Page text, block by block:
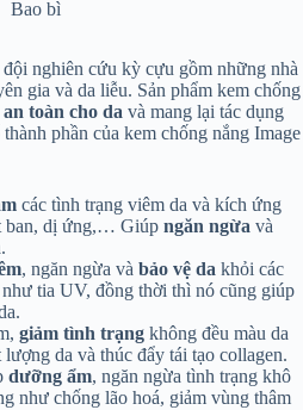
Bao bì
nghiên cứu kỳ cựu gồm những nhà
gia và da liễu. Sản phẩm kem chống
an toàn cho da và mang lại tác dụng
phần của kem chống nắng Image
các tình trạng viêm da và kích ứng
ban, dị ứng,… Giúp ngăn ngừa và
, ngăn ngừa và bảo vệ da khỏi các
tia UV, đồng thời thì nó cũng giúp
giảm tình trạng không đều màu da
da và thúc đẩy tái tạo collagen.
dưỡng ẩm, ngăn ngừa tình trạng khô
như chống lão hoá, giảm vùng thâm